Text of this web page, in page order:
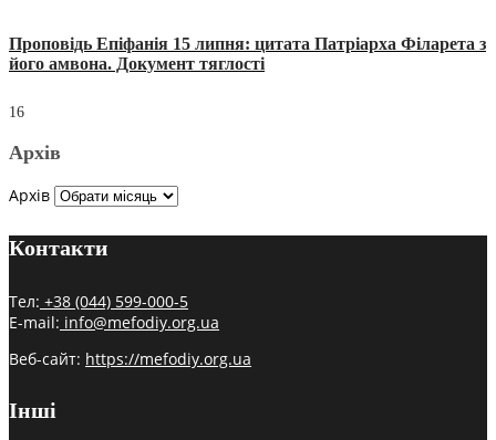
Проповідь Епіфанія 15 липня: цитата Патріарха Філарета з
його амвона. Документ тяглості
16
Архів
Архів
Контакти
Тел: +38 (044) 599-000-5
E-mail: info@mefodiy.org.ua
Веб-сайт: https://mefodiy.org.ua
Інші